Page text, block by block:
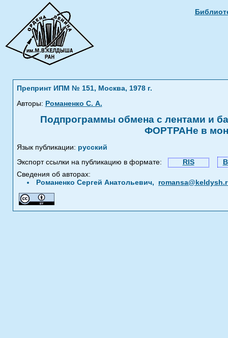
Препринт ИПМ № 151, Москва, 1978 г.
Авторы: Романенко С. А.
Подпрограммы обмена с лентами и
ФОРТРАНе в
Язык публикации: русский
Экспорт ссылки на публикацию в формате:
RIS
Сведения об авторах:
Романенко Сергей Анатольевич,